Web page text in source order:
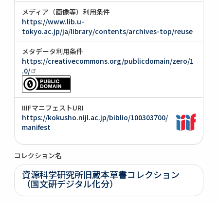
メディア（画像等）利用条件
https://www.lib.u-
tokyo.ac.jp/ja/library/contents/archives-top/reuse
メタデータ利用条件
https://creativecommons.org/publicdomain/zero/1
.0/
IIIFマニフェストURI
https://kokusho.nijl.ac.jp/biblio/100303700/
manifest
コレクション名
資源科学研究所旧蔵本草書コレクション
（国文研デジタル化分）